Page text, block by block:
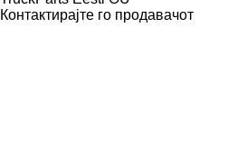
Контактирајте го продавачот